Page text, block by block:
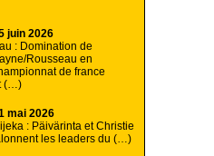
juin 2026
: Domination de
Rousseau en
de france
(…)
mai 2026
: Päivärinta et Christie
les leaders du (…)